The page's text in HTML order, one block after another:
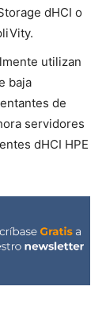
dHCI o
utilizan
baja
de
servidores
dHCI HPE